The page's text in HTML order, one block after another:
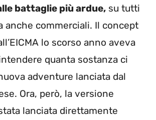
battaglie più ardue, su tutti
anche commerciali. Il concept
lo scorso anno aveva
quanta sostanza ci
adventure lanciata dal
Ora, però, la versione
lanciata direttamente